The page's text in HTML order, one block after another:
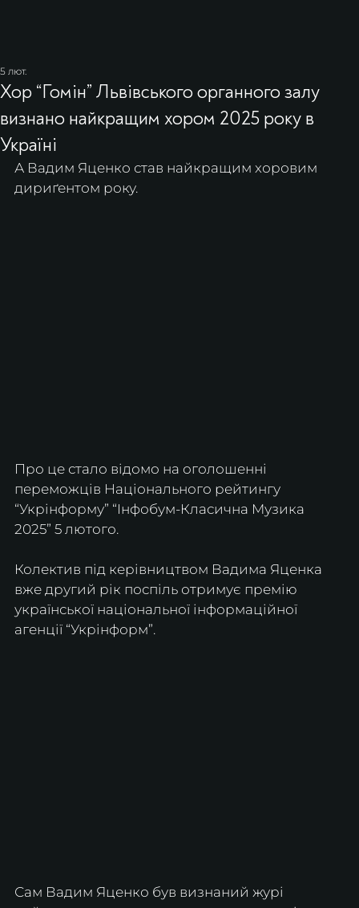
Хор “Гомін” Львівського органного залу
визнано найкращим хором 2025 року в
Україні
5 лют.
А Вадим Яценко став найкращим хоровим
дириґентом року.
Про це стало відомо на оголошенні
переможців Національного рейтингу
“Укрінформу” “Інфобум-Класична Музика
2025” 5 лютого.
Колектив під керівництвом Вадима Яценка
вже другий рік поспіль отримує премію
української національної інформаційної
агенції “Укрінформ”.
Сам Вадим Яценко був визнаний журі